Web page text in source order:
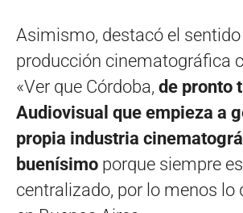
Asimismo, destacó el
producción cinematográfica
«Ver que Córdoba, de pronto
Audiovisual que empieza a
propia industria
buenísimo porque siempre
centralizado, por lo menos lo